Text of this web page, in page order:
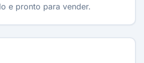
e pronto para vender.